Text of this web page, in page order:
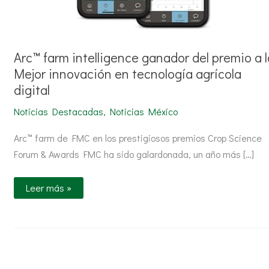
Arc™ farm intelligence ganador del premio a
Mejor innovación en tecnología agrícola
digital
Noticias Destacadas, Noticias México
Arc™ farm de FMC en los prestigiosos premios Crop Science
Forum & Awards FMC ha sido galardonada, un año más […]
Leer más »